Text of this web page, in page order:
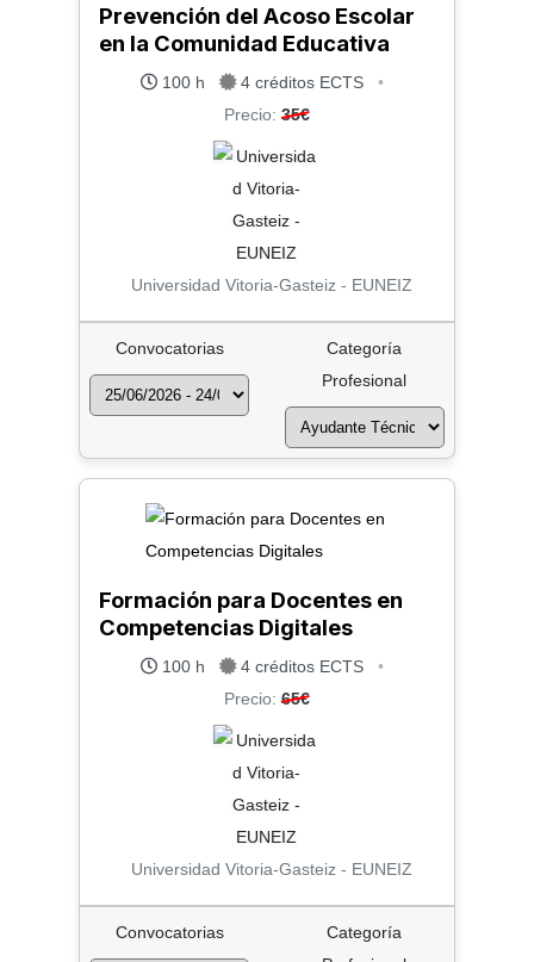
Prevención del Acoso Escolar
en la Comunidad Educativa
100 h 4 créditos ECTS
•
Precio: 35€
Universidad Vitoria-Gasteiz - EUNEIZ
Convocatorias
Categoría
Profesional
Formación para Docentes en
Competencias Digitales
100 h 4 créditos ECTS
•
Precio: 65€
Universidad Vitoria-Gasteiz - EUNEIZ
Convocatorias
Categoría